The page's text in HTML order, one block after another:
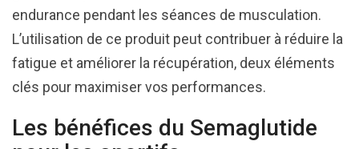
endurance pendant les séances de musculation.
L’utilisation de ce produit peut contribuer à réduire la
fatigue et améliorer la récupération, deux éléments
clés pour maximiser vos performances.
Les bénéfices du Semaglutide